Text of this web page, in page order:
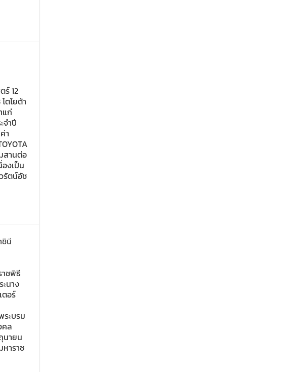
ร์ 12
ตโยต้า
แก่
จำปี
า
สานต่อ
งเป็น
รัตน์อัช
ชินี
าชพิธี
นาง
ตอร์
ระบรม
คล
นายน
าราช